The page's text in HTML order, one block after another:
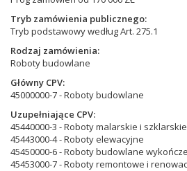
Tryb zamówienia publicznego
Tryb podstawowy według Art. 275.1
Rodzaj zamówienia
Roboty budowlane
Główny CPV
45000000-7 - Roboty budowlane
Uzupełniające CPV
45440000-3 - Roboty malarskie i szklarskie
45443000-4 - Roboty elewacyjne
45450000-6 - Roboty budowlane
45453000-7 - Roboty remontowe i